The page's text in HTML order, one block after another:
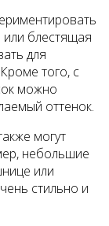
или блестящая
для
того, с
можно
оттенок.
могут
небольшие
или
стильно и